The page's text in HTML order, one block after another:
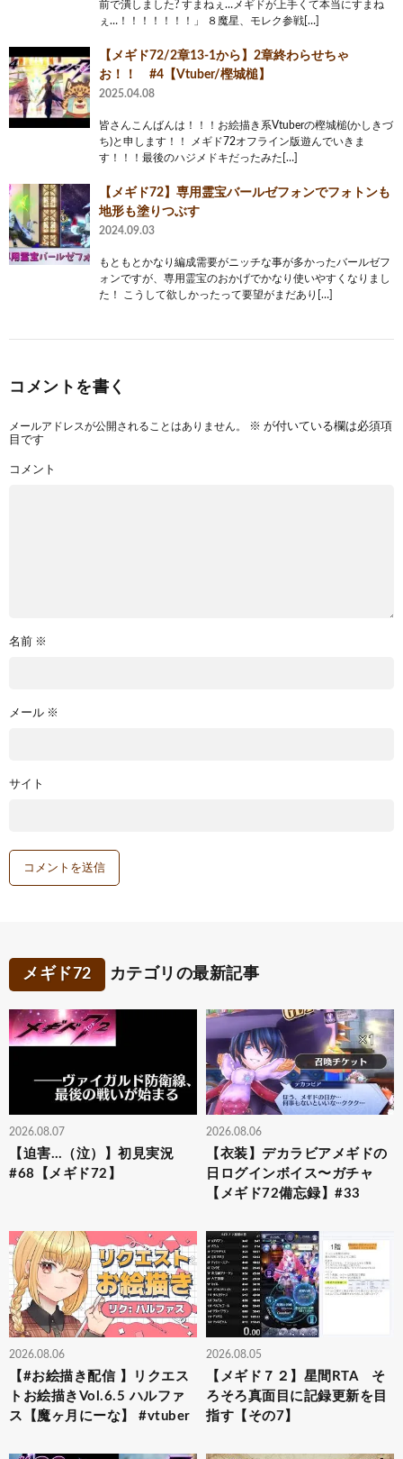
前で潰しました? すまねぇ…メギドが上手くて本当にすまね
ぇ…！！！！！！！」 ８魔星、モレク参戦[…]
【メギド72/2章13-1から】​​2章終わらせちゃ
お！！ #4【Vtuber/樫城槌】
2025.04.08
皆さんこんばんは！！！お絵描き系Vtuberの樫城槌(かしきづ
ち)と申します！！ メギド72オフライン版遊んでいきま
す！！！最後のハジメドキだったみた[…]
【メギド72】専用霊宝バールゼフォンでフォトンも
地形も塗りつぶす
2024.09.03
もともとかなり編成需要がニッチな事が多かったバールゼフ
ォンですが、専用霊宝のおかげでかなり使いやすくなりまし
た！ こうして欲しかったって要望がまだあり[…]
コメントを書く
メールアドレスが公開されることはありません。 ※ が付いている欄は必須項
目です
コメント
名前 ※
メール ※
サイト
メギド72 カテゴリの最新記事
2026.08.07
【迫害…（泣）】初見実況
#68【メギド72】
2026.08.06
【衣装】デカラビアメギドの
日ログインボイス〜ガチャ
【メギド72備忘録】#33
2026.08.06
【#お絵描き配信 】リクエス
トお絵描きVol.6.5 ハルファ
ス【魔ヶ月にーな】 #vtuber
2026.08.05
【メギド７２】星間RTA そ
ろそろ真面目に記録更新を目
指す【その7】